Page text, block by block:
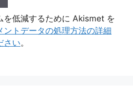
を低減するために Akismet を
ントデータの処理方法の詳細
さい。